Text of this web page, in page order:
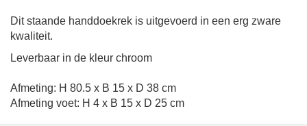
Dit staande handdoekrek is uitgevoerd in een erg zware
kwaliteit.
Leverbaar in de kleur chroom
Afmeting: H 80.5 x B 15 x D 38 cm
Afmeting voet: H 4 x B 15 x D 25 cm